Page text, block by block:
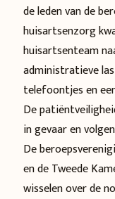
de leden van de
huisartsenzorg
huisartsenteam
administratieve
telefoontjes en
De
in gevaar en
De
en de Tweede
wisselen over de